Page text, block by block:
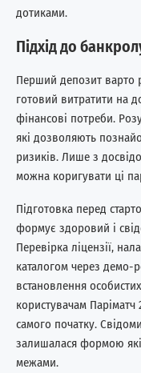
дотиками.
Підхід до
Перший депозит варто
готовий витратити на
фінансові потреби.
які дозволяють
ризиків. Лише з
можна коригувати ці
Підготовка перед
формує здоровий і
Перевірка ліцензії,
каталогом через демо-
встановлення
користувачам
самого початку.
залишалася формою
межами.